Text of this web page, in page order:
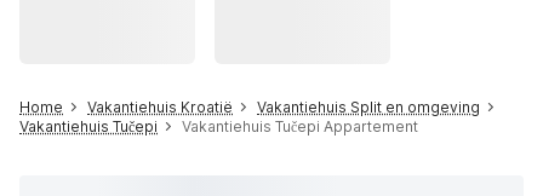
Home Vakantiehuis Kroatië
Vakantiehuis Split en omgeving
Vakantiehuis Tučepi
Vakantiehuis Tučepi Appartement